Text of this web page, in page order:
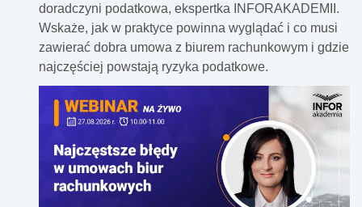
doradczyni podatkowa, ekspertka INFORAKADEMII.
Wskaże, jak w praktyce powinna wyglądać i co musi
zawierać dobra umowa z biurem rachunkowym i gdzie
najczęściej powstają ryzyka podatkowe.